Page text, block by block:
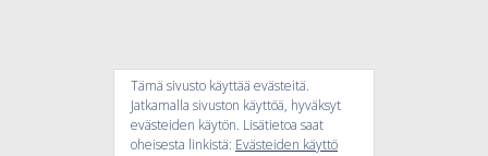
Tämä sivusto käyttää evästeitä.
Jatkamalla sivuston käyttöä, hyväksyt
evästeiden käytön. Lisätietoa saat
oheisesta linkistä: Evästeiden käyttö